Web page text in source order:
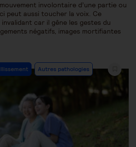
involontaire d’une partie ou
peut aussi toucher la voix. Ce
car il gêne les gestes du
négatifs, images mortifiantes
Autres pathologies